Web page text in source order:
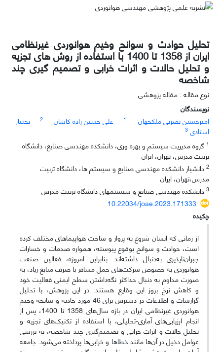
تحلیل حوادث و سوانح وخیم هوانوردی غیرنظامی
ایران از 1358 تا 1400 ‏با استفاده از روش های تجزیه
و تحلیل حالات و اثرات خرابی و تصمیم گیری ‏چند
شاخصه
نوع مقاله : مقاله پژوهشی
نویسندگان
امیرحسین نصرتی ملکجهان
1 علی حسین زاده کاشان 2
بختیار
استادی 3
1 گروه مدیریت سیستم و بهره وری، دانشکده مهندسی صنایع، دانشگاه
تربیت مدرس، تهران، ایران
2 دانشیار دانشکده مهندسی صنایع و سیستم ها، دانشگاه تربیت
مدرس،تهران، ایران
3 دانشکده مهندسی صنایع و سیستمهای دانشگاه تربیت مدرس
10.22034/joae.2023.171333
چکیده
از زمانی که انسان شروع به پرواز و ساخت هواپیماهای مختلف کرده
است، حوادث و سوانح بوقوع پیوسته، همواره صدمات و خسارات
جبران‌ناپذیری به‌دنبال داشته‌اند. بنابراین امروزه، فعالین صنعت
هوانوردی به خصوص شرکت‌های حمل مسافر با صرف منابع زیاد، به
صورت مداوم به دنبال حداکثر نگه‌داشتن سطح ایمنی فعالیت خود
و کاهش نرخ بروز این وقایع هستند. در این پژوهش، با تحلیل
گزارشات و اطلاعات در دسترس برای 46 مورد حادثه و سانحه وخیم
هوانوردی غیرنظامی ایران در بازه سال‌های 1358 تا 1400، پس از
انجام ارزیابی‌های آماری-تحلیلی، با استفاده از تکنیک‌های تجزیه و
تحلیل حالات و اثرات خرابی و تصمیم‌گیری چند شاخصه، به بررسی
عوامل دخیل در آن‌ها مانند خطاها و خرابی‌ها پرداخته می‌شود. جامعه